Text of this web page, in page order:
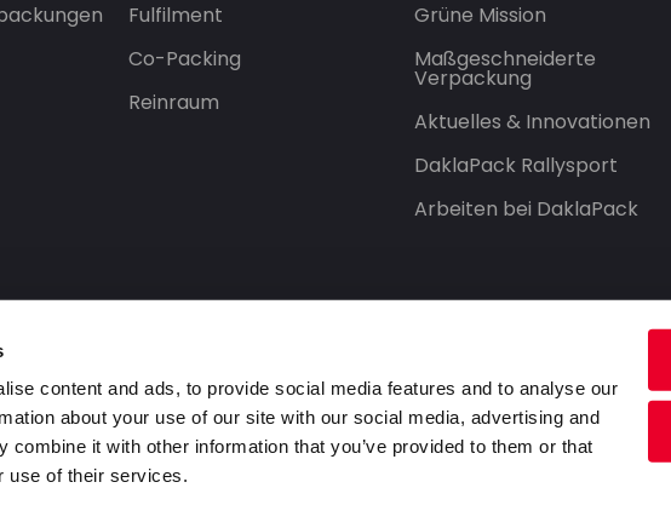
content and ads, to provide social media features and to analyse our
about your use of our site with our social media, advertising and
combine it with other information that you’ve provided to them or that
use of their services.
Fulfilment
Co-Packing
Reinraum
Grüne Mission
Maßgeschneiderte
Verpackung
Aktuelles & Innovationen
DaklaPack Rallysport
Arbeiten bei DaklaPack